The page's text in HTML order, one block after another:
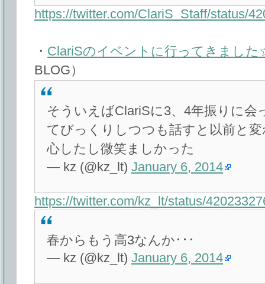
https://twitter.com/ClariS_Staff/status/
・ ClariSのイベントに行ってきまし
BLOG）
そういえばClariSに3、4年振りに
てびっくりしつつも話すと以前と
心したし微笑ましかった
— kz (@kz_lt) January 6, 2014
https://twitter.com/kz_lt/status/
春からもう高3なんか･･･
— kz (@kz_lt) January 6, 2014